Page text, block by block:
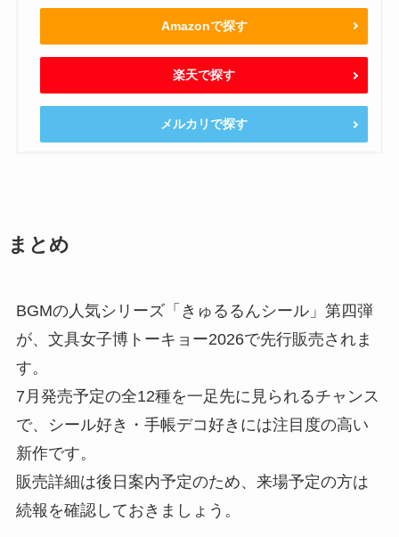
Amazonで探す
楽天で探す
メルカリで探す
まとめ
BGMの人気シリーズ「きゅるるんシール」第四弾
が、文具女子博トーキョー2026で先行販売されま
す。
7月発売予定の全12種を一足先に見られるチャンス
で、シール好き・手帳デコ好きには注目度の高い
新作です。
販売詳細は後日案内予定のため、来場予定の方は
続報を確認しておきましょう。